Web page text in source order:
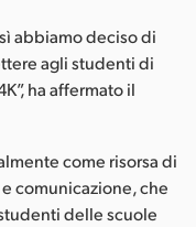
abbiamo deciso di
agli studenti di
ha affermato il
come risorsa di
comunicazione, che
delle scuole